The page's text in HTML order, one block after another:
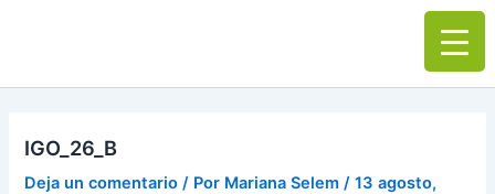
Main
IGO_26_B
Deja un comentario / Por Mariana Selem/13 agosto,